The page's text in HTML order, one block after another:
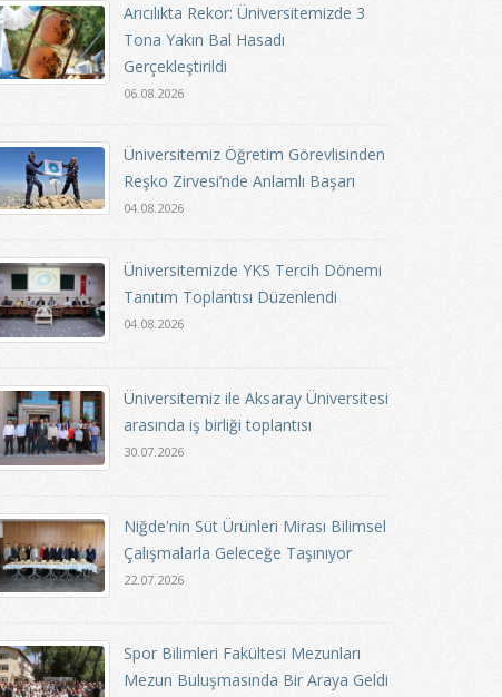
Arıcılıkta Rekor: Üniversitemizde 3
Tona Yakın Bal Hasadı
Gerçekleştirildi
06.08.2026
Üniversitemiz Öğretim Görevlisinden
Reşko Zirvesi’nde Anlamlı Başarı
04.08.2026
Üniversitemizde YKS Tercih Dönemi
Tanıtım Toplantısı Düzenlendi
04.08.2026
Üniversitemiz ile Aksaray Üniversitesi
arasında iş birliği toplantısı
30.07.2026
Niğde'nin Süt Ürünleri Mirası Bilimsel
Çalışmalarla Geleceğe Taşınıyor
22.07.2026
Spor Bilimleri Fakültesi Mezunları
Mezun Buluşmasında Bir Araya Geldi